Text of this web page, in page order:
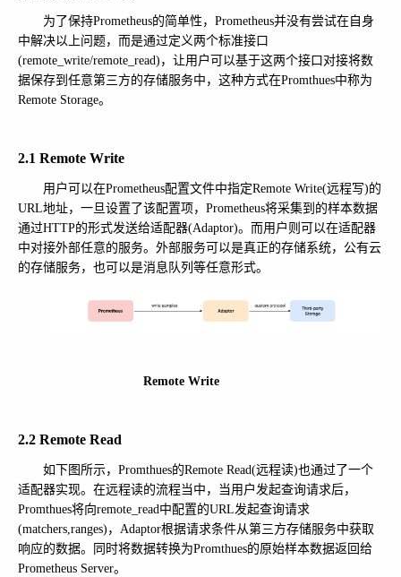
为了保持Prometheus的简单性，Prometheus并没有尝试在自身
中解决以上问题，而是通过定义两个标准接口
(remote_write/remote_read)，让用户可以基于这两个接口对接将数
据保存到任意第三方的存储服务中，这种方式在Promthues中称为
Remote Storage。
2.1 Remote Write
用户可以在Prometheus配置文件中指定Remote Write(远程写)的
URL地址，一旦设置了该配置项，Prometheus将采集到的样本数据
通过HTTP的形式发送给适配器(Adaptor)。而用户则可以在适配器
中对接外部任意的服务。外部服务可以是真正的存储系统，公有云
的存储服务，也可以是消息队列等任意形式。
Remote Write
2.2 Remote Read
如下图所示，Promthues的Remote Read(远程读)也通过了一个
适配器实现。在远程读的流程当中，当用户发起查询请求后，
Promthues将向remote_read中配置的URL发起查询请求
(matchers,ranges)，Adaptor根据请求条件从第三方存储服务中获取
响应的数据。同时将数据转换为Promthues的原始样本数据返回给
Prometheus Server。